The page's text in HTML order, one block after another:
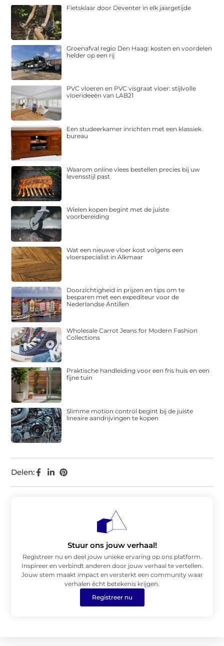
Delen:
Fietsklaar door Deventer in elk jaargetijde
Groenafval regio Den Haag: kosten en voordelen
helder op een rij
PVC vloeren en PVC visgraat vloer: stijlvolle
vloerideeën van LAB21
Een studeerkamer inrichten met een klassiek
bureau
Waarom online vlees bestellen precies bij uw
levensstijl past
Wielen kopen begint met de juiste
voorbereiding
Wat een nieuwe vloer kost volgens een
vloerspecialist in Alkmaar
Doorzichtigheid in prijzen en tips om te
besparen met een expediteur voor de
Nederlandse Antillen
Wholesale Carrot Jeans for Modern Fashion
Collections
Praktische handleiding voor een fris huis en een
fijne tuin
Slimme motion control begint bij de juiste
lineaire aandrijvingen te kopen
Stuur ons jouw verhaal!
Registreer nu en deel jouw unieke ervaring op ons platform.
Inspireer en verbindt anderen door jouw verhaal te vertellen.
Jouw stem maakt impact en versterkt een community waar
verhalen écht betekenis krijgen.
Registreer nu